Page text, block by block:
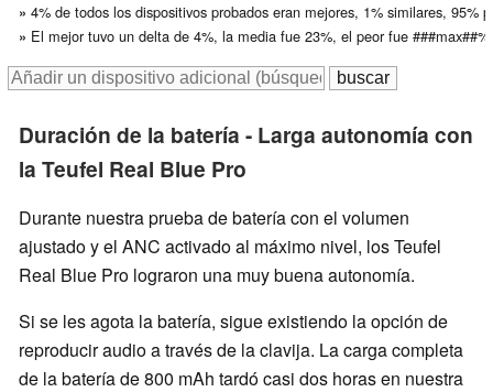
» 4% de todos los dispositivos probados eran mejores, 1% similares, 95%
» El mejor tuvo un delta de 4%, la media fue 23%, el peor fue ###max##%
Duración de la batería - Larga autonomía con
la Teufel Real Blue Pro
Durante nuestra prueba de batería con el volumen
ajustado y el ANC activado al máximo nivel, los Teufel
Real Blue Pro lograron una muy buena autonomía.
Si se les agota la batería, sigue existiendo la opción de
reproducir audio a través de la clavija. La carga completa
de la batería de 800 mAh tardó casi dos horas en nuestra